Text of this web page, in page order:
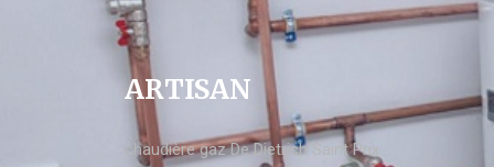
ARTISAN
chaudière gaz De Dietrich Saint Prix